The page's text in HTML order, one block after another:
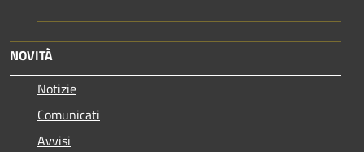
NOVITÀ
Notizie
Comunicati
Avvisi